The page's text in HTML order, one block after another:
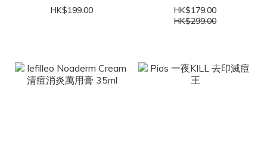
HK$199.00
HK$179.00
HK$299.00